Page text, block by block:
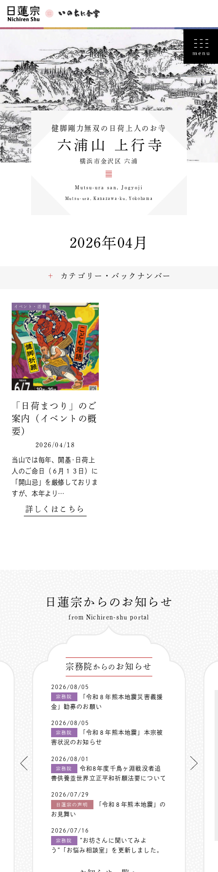
健脚剛力無双の日荷上人のお寺
六浦山 上行寺
横浜市金沢区 六浦
Mutsu-ura san, Jogyoji
Mutsu-ura, Kanazawa-ku, Yokohama
2026年04月
イベント・活動
「日荷まつり」のご
案内（イベントの概
要）
2026/04/18
当山では毎年、開基･日荷上
人のご命日（６月１３日）に
「開山忌」を厳修しておりま
すが、本年より…
詳しくはこちら
カテゴリー・バックナンバー
日蓮宗からのお知らせ
from Nichiren-shu portal
宗務院 からの お知らせ
2026/08/05
宗務院
「令和８年熊本地震災害義援
金」勧募のお願い
2026/08/05
宗務院
「令和８年熊本地震」本宗被
害状況のお知らせ
2026/08/01
宗務院
令和8年度千鳥ヶ淵戦没者追
善供養並世界立正平和祈願法要について
2026/07/29
日蓮宗の声明
「令和８年熊本地震」の
お見舞い
2026/07/16
宗務院
”お坊さんに聞いてみよ
う”「お悩み相談室」を更新しました。